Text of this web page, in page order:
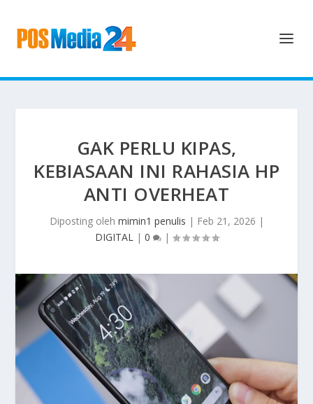
GAK PERLU KIPAS,
KEBIASAAN INI RAHASIA HP
ANTI OVERHEAT
Diposting oleh mimin1 penulis | Feb 21, 2026 |
DIGITAL| 0 |